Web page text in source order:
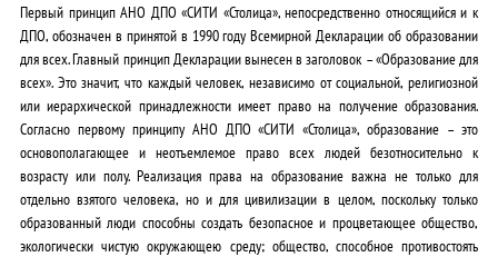
Первый принцип АНО ДПО «СИТИ «Столица», непосредственно относящийся и к
ДПО, обозначен в принятой в 1990 году Всемирной Декларации об образовании
для всех. Главный принцип Декларации вынесен в заголовок – «Образование для
всех». Это значит, что каждый человек, независимо от социальной, религиозной
или иерархической принадлежности имеет право на получение образования.
Согласно первому принципу АНО ДПО «СИТИ «Столица», образование – это
основополагающее и неотъемлемое право всех людей безотносительно к
возрасту или полу. Реализация права на образование важна не только для
отдельно взятого человека, но и для цивилизации в целом, поскольку только
образованный люди способны создать безопасное и процветающее общество,
экологически чистую окружающею среду; общество, способное противостоять